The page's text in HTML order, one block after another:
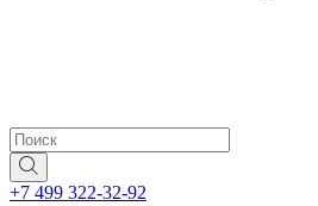
+7 499 322-32-92